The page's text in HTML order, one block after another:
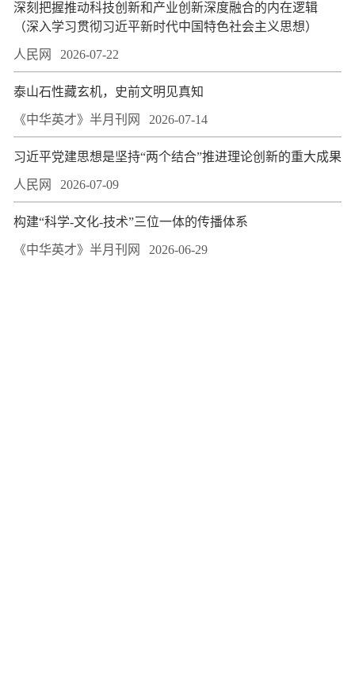
深刻把握推动科技创新和产业创新深度融合的内在逻辑
（深入学习贯彻习近平新时代中国特色社会主义思想）
人民网 2026-07-22
泰山石性藏玄机，史前文明见真知
《中华英才》半月刊网 2026-07-14
习近平党建思想是坚持“两个结合”推进理论创新的重大成果
人民网 2026-07-09
构建“科学-文化-技术”三位一体的传播体系
《中华英才》半月刊网 2026-06-29